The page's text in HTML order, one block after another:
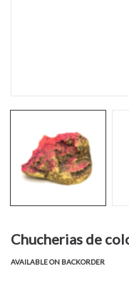
Chucherias de
AVAILABLE ON BACKORDER